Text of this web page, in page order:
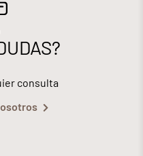
consulta